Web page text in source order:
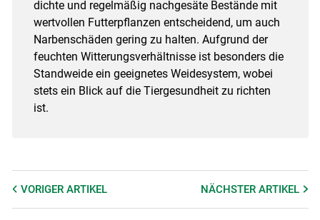
dichte und regelmäßig nachgesäte Bestände mit
wertvollen Futterpflanzen entscheidend, um auch
Narbenschäden gering zu halten. Aufgrund der
feuchten Witterungsverhältnisse ist besonders die
Standweide ein geeignetes Weidesystem, wobei
stets ein Blick auf die Tiergesundheit zu richten
ist.
VORIGER ARTIKEL NÄCHSTERARTIKEL